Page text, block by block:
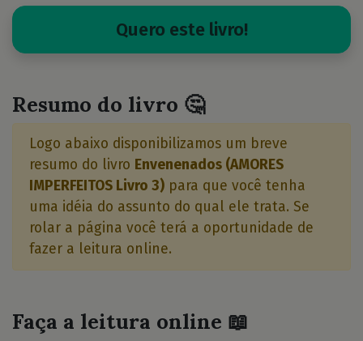
Quero este livro!
Resumo do livro 🤔
Logo abaixo disponibilizamos um breve
resumo do livro Envenenados (AMORES
IMPERFEITOS Livro 3) para que você tenha
uma idéia do assunto do qual ele trata. Se
rolar a página você terá a oportunidade de
fazer a leitura online.
Faça a leitura online 📖